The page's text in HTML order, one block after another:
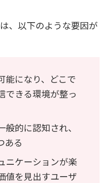
、以下のような要因が
能になり、どこで
できる環境が整っ
的に認知され、
ある
ニケーションが楽
値を見出すユーザ